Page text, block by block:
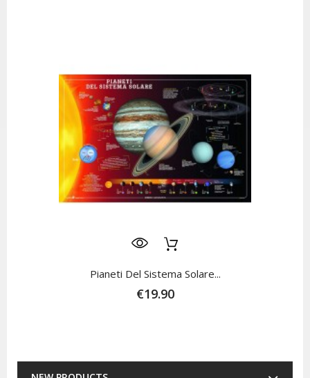
Pianeti Del Sistema Solare...
€19.90